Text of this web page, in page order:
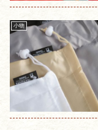
小物